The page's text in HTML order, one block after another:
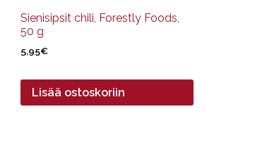
Sienisipsit chili, Forestly Foods,
50 g
5,95€
Lisää ostoskoriin